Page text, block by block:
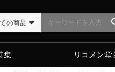
集 リコメン堂